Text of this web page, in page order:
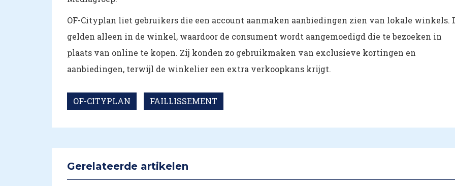
OF-Cityplan liet gebruikers die een account aanmaken aanbiedingen zien van lokale winkels.
gelden alleen in de winkel, waardoor de consument wordt aangemoedigd die te bezoeken in
plaats van online te kopen. Zij konden zo gebruikmaken van exclusieve kortingen en
aanbiedingen, terwijl de winkelier een extra verkoopkans krijgt.
OF-CITYPLAN FAILLISSEMENT
Gerelateerde artikelen